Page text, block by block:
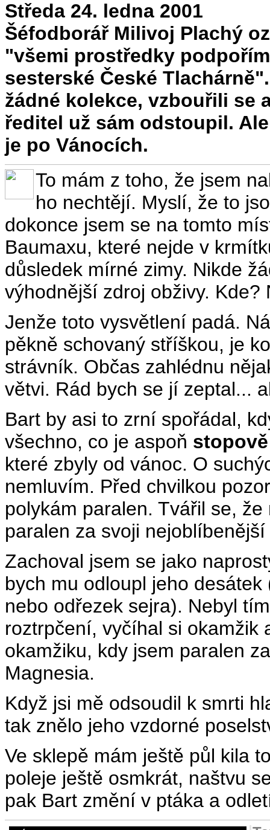
Středa 24. ledna 2001
Šéfodborář Milivoj Plachý
"všemi prostředky
sesterské České
žádné kolekce, vzbouřili se
ředitel už sám odstoupil.
je po Vánocích.
To mám z toho, že jsem
ho nechtějí. Myslí, že to
dokonce jsem se na tomto
Baumaxu, které nejde v
důsledek mírné zimy. Nikde
výhodnější zdroj obživy. Kde?
Jenže toto vysvětlení padá.
pěkně schovaný stříškou, je
strávník. Občas zahlédnu
větvi. Rád bych se jí zeptal...
Bart by asi to zrní spořádal,
všechno, co je aspoň stopově
které zbyly od vánoc. O
nemluvím. Před chvilkou
polykám paralen. Tvářil se,
paralen za svoji
Zachoval jsem se jako
bych mu odloupl jeho
nebo odřezek sejra). Nebyl
roztrpčení, vyčíhal si okamžik
okamžiku, kdy jsem paralen
Magnesia.
Když jsi mě odsoudil k smrti
tak znělo jeho vzdorné
Ve sklepě mám ještě půl kila
poleje ještě osmkrát, naštvu
pak Bart změní v ptáka a